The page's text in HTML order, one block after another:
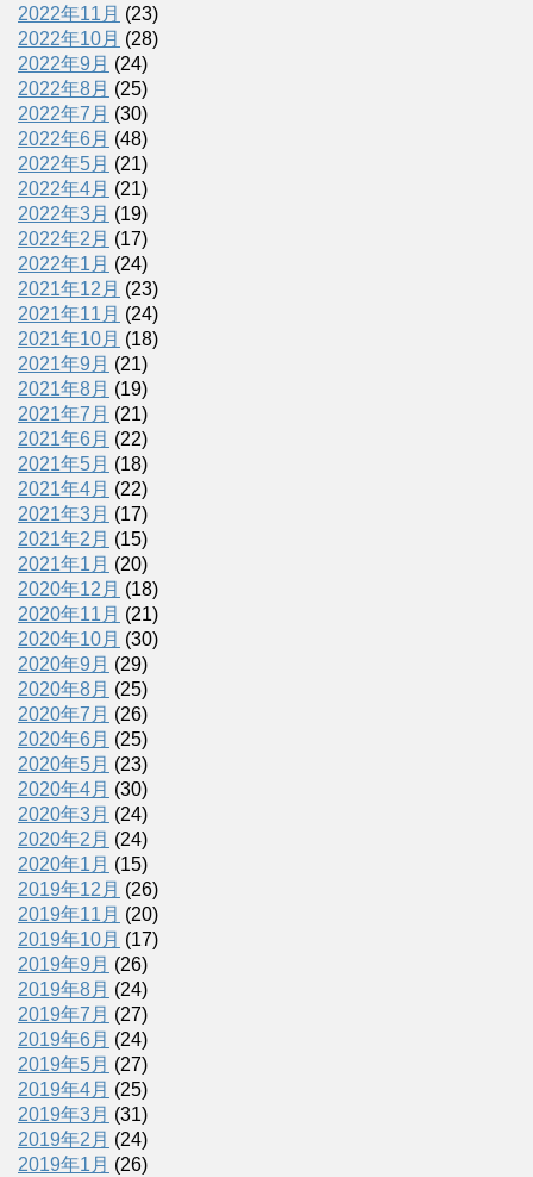
2022年11月 (23)
2022年10月 (28)
2022年9月 (24)
2022年8月 (25)
2022年7月 (30)
2022年6月 (48)
2022年5月 (21)
2022年4月 (21)
2022年3月 (19)
2022年2月 (17)
2022年1月 (24)
2021年12月 (23)
2021年11月 (24)
2021年10月 (18)
2021年9月 (21)
2021年8月 (19)
2021年7月 (21)
2021年6月 (22)
2021年5月 (18)
2021年4月 (22)
2021年3月 (17)
2021年2月 (15)
2021年1月 (20)
2020年12月 (18)
2020年11月 (21)
2020年10月 (30)
2020年9月 (29)
2020年8月 (25)
2020年7月 (26)
2020年6月 (25)
2020年5月 (23)
2020年4月 (30)
2020年3月 (24)
2020年2月 (24)
2020年1月 (15)
2019年12月 (26)
2019年11月 (20)
2019年10月 (17)
2019年9月 (26)
2019年8月 (24)
2019年7月 (27)
2019年6月 (24)
2019年5月 (27)
2019年4月 (25)
2019年3月 (31)
2019年2月 (24)
2019年1月 (26)